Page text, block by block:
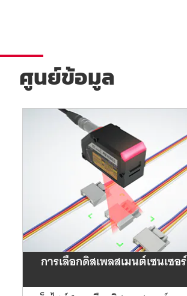
ศูนย์ข้อมูล
การเลือกดิสเพลสเมนต์เซนเซอร์